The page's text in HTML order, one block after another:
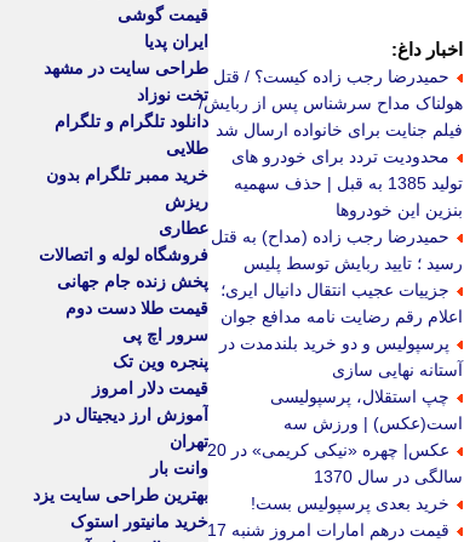
اخبار داغ:
حمیدرضا رجب زاده کیست؟ / قتل
هولناک مداح سرشناس پس از ربایش/
فیلم جنایت برای خانواده ارسال شد
محدودیت تردد برای خودرو های
تولید 1385 به قبل | حذف سهمیه
بنزین این خودروها
حمیدرضا رجب زاده (مداح) به قتل
رسید ؛ تایید ربایش توسط پلیس
جزییات عجیب انتقال دانیال ایری؛
اعلام رقم رضایت نامه مدافع جوان
پرسپولیس و دو خرید بلندمدت در
آستانه نهایی سازی
چپ استقلال، پرسپولیسی
است(عکس) | ورزش سه
عکس| چهره «نیکی کریمی» در 20
سالگی در سال 1370
خرید بعدی پرسپولیس بست!
قیمت درهم امارات امروز شنبه 17
قیمت گوشی
ایران پدیا
طراحی سایت در مشهد
تخت نوزاد
دانلود تلگرام و تلگرام
طلایی
خرید ممبر تلگرام بدون
ریزش
عطاری
فروشگاه لوله و اتصالات
پخش زنده جام جهانی
قیمت طلا دست دوم
سرور اچ پی
پنجره وین تک
قیمت دلار امروز
آموزش ارز دیجیتال در
تهران
وانت بار
بهترین طراحی سایت یزد
خرید مانیتور استوک